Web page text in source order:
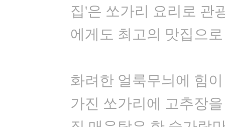
집'은 쏘가리 요리로 관
에게도 최고의 맛집으
화려한 얼룩무늬에 힘
가진 쏘가리에 고추장